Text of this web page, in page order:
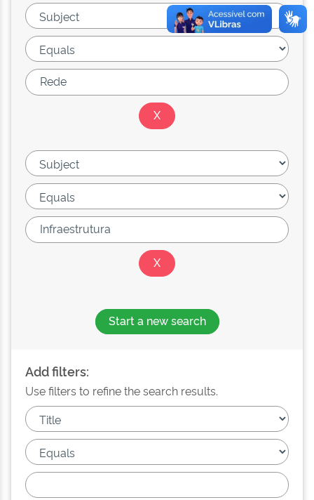
Start a new search
Add filters:
Use filters to refine the search results.